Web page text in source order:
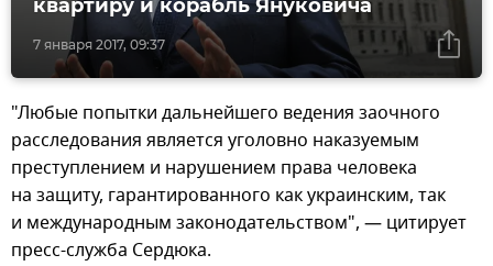
7 января 2017, 09:37
квартиру и корабль Януковича
"Любые попытки дальнейшего ведения заочного
расследования является уголовно наказуемым
преступлением и нарушением права человека
на защиту, гарантированного как украинским, так
и международным законодательством", — цитирует
пресс-служба Сердюка.